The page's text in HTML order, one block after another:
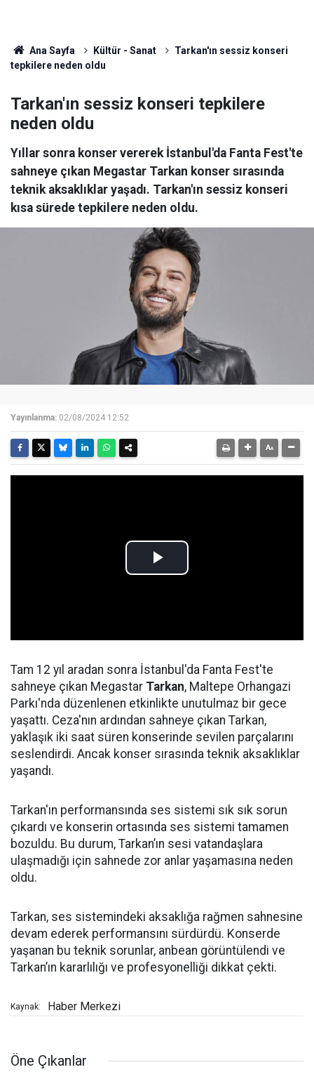
Ana Sayfa Kültür - Sanat
Tarkan'ın sessiz konseri
tepkilere neden oldu
Tarkan'ın sessiz konseri tepkilere
neden oldu
Yıllar sonra konser vererek İstanbul'da Fanta Fest'te
sahneye çıkan Megastar Tarkan konser sırasında
teknik aksaklıklar yaşadı. Tarkan'ın sessiz konseri
kısa sürede tepkilere neden oldu.
Yayınlanma: 02/08/2024 12:52
Tam 12 yıl aradan sonra İstanbul'da Fanta Fest'te
sahneye çıkan Megastar Tarkan, Maltepe Orhangazi
Parkı'nda düzenlenen etkinlikte unutulmaz bir gece
yaşattı. Ceza'nın ardından sahneye çıkan Tarkan,
yaklaşık iki saat süren konserinde sevilen parçalarını
seslendirdi. Ancak konser sırasında teknik aksaklıklar
yaşandı.
Tarkan'ın performansında ses sistemi sık sık sorun
çıkardı ve konserin ortasında ses sistemi tamamen
bozuldu. Bu durum, Tarkan’ın sesi vatandaşlara
ulaşmadığı için sahnede zor anlar yaşamasına neden
oldu.
Tarkan, ses sistemindeki aksaklığa rağmen sahnesine
devam ederek performansını sürdürdü. Konserde
yaşanan bu teknik sorunlar, anbean görüntülendi ve
Tarkan’ın kararlılığı ve profesyonelliği dikkat çekti.
Kaynak: Haber Merkezi
Öne Çıkanlar